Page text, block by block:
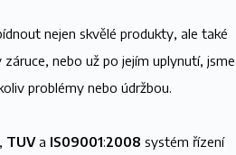
nejen skvělé produkty, ale také
nebo už po jejím uplynutí, jsme
problémy nebo údržbou.
, TUVa IS09001:2008 systém řízení